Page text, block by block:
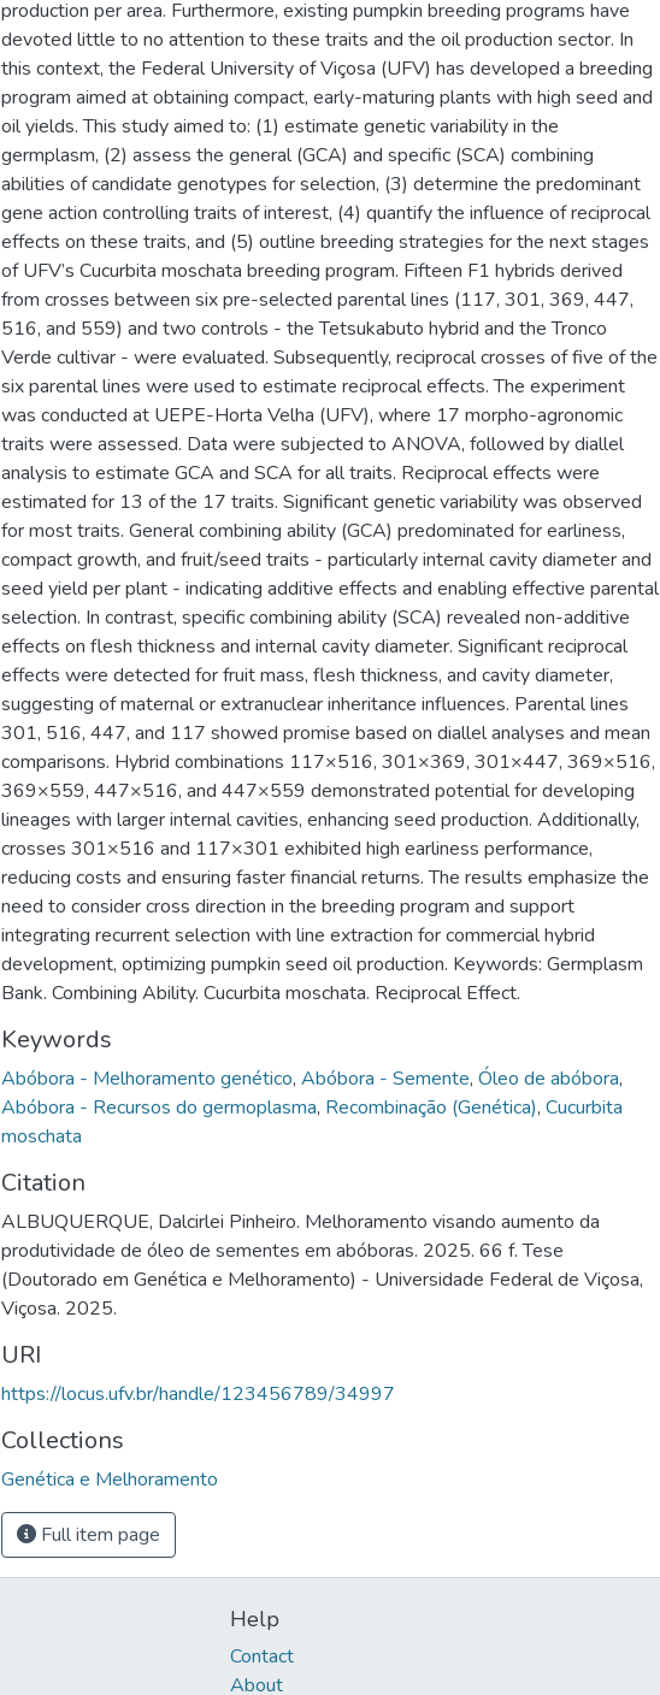
production per area. Furthermore, existing pumpkin breeding programs have
devoted little to no attention to these traits and the oil production sector. In
this context, the Federal University of Viçosa (UFV) has developed a breeding
program aimed at obtaining compact, early-maturing plants with high seed and
oil yields. This study aimed to: (1) estimate genetic variability in the
germplasm, (2) assess the general (GCA) and specific (SCA) combining
abilities of candidate genotypes for selection, (3) determine the predominant
gene action controlling traits of interest, (4) quantify the influence of reciprocal
effects on these traits, and (5) outline breeding strategies for the next stages
of UFV’s Cucurbita moschata breeding program. Fifteen F1 hybrids derived
from crosses between six pre-selected parental lines (117, 301, 369, 447,
516, and 559) and two controls - the Tetsukabuto hybrid and the Tronco
Verde cultivar - were evaluated. Subsequently, reciprocal crosses of five of the
six parental lines were used to estimate reciprocal effects. The experiment
was conducted at UEPE-Horta Velha (UFV), where 17 morpho-agronomic
traits were assessed. Data were subjected to ANOVA, followed by diallel
analysis to estimate GCA and SCA for all traits. Reciprocal effects were
estimated for 13 of the 17 traits. Significant genetic variability was observed
for most traits. General combining ability (GCA) predominated for earliness,
compact growth, and fruit/seed traits - particularly internal cavity diameter and
seed yield per plant - indicating additive effects and enabling effective parental
selection. In contrast, specific combining ability (SCA) revealed non-additive
effects on flesh thickness and internal cavity diameter. Significant reciprocal
effects were detected for fruit mass, flesh thickness, and cavity diameter,
suggesting of maternal or extranuclear inheritance influences. Parental lines
301, 516, 447, and 117 showed promise based on diallel analyses and mean
comparisons. Hybrid combinations 117×516, 301×369, 301×447, 369×516,
369×559, 447×516, and 447×559 demonstrated potential for developing
lineages with larger internal cavities, enhancing seed production. Additionally,
crosses 301×516 and 117×301 exhibited high earliness performance,
reducing costs and ensuring faster financial returns. The results emphasize the
need to consider cross direction in the breeding program and support
integrating recurrent selection with line extraction for commercial hybrid
development, optimizing pumpkin seed oil production. Keywords: Germplasm
Bank. Combining Ability. Cucurbita moschata. Reciprocal Effect.
Keywords
Abóbora - Melhoramento genético, Abóbora - Semente, Óleo de abóbora,
Abóbora - Recursos do germoplasma, Recombinação (Genética), Cucurbita
moschata
Citation
ALBUQUERQUE, Dalcirlei Pinheiro. Melhoramento visando aumento da
produtividade de óleo de sementes em abóboras. 2025. 66 f. Tese
(Doutorado em Genética e Melhoramento) - Universidade Federal de Viçosa,
Viçosa. 2025.
URI
https://locus.ufv.br/handle/123456789/34997
Collections
Genética e Melhoramento
Full item page
Help
Contact
About